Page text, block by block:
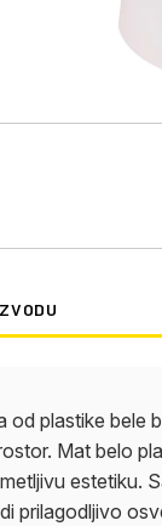
od plastike bele
Mat belo
estetiku.
prilagodljivo